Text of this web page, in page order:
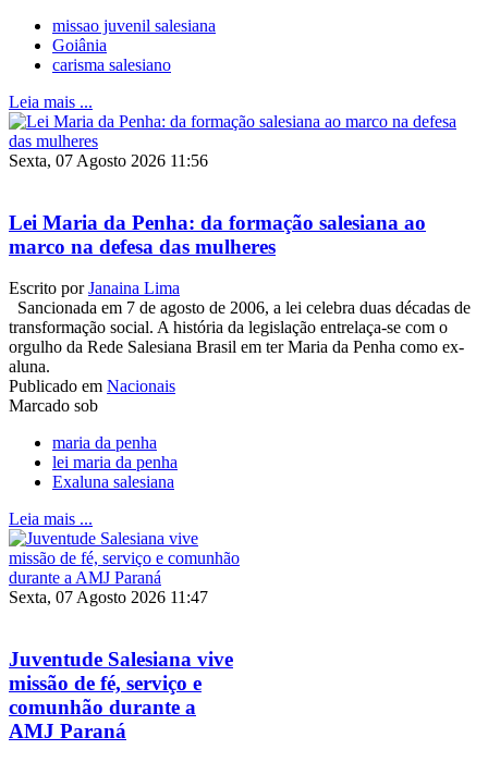
missao juvenil salesiana
Goiânia
carisma salesiano
Leia mais ...
Sexta, 07 Agosto 2026 11:56
Lei Maria da Penha: da formação salesiana ao
marco na defesa das mulheres
Escrito porJanaina Lima
Sancionada em 7 de agosto de 2006, a lei celebra duas décadas de
transformação social. A história da legislação entrelaça-se com o
orgulho da Rede Salesiana Brasil em ter Maria da Penha como ex-
aluna.
Publicado em Nacionais
Marcado sob
maria da penha
lei maria da penha
Exaluna salesiana
Leia mais ...
Sexta, 07 Agosto 2026 11:47
Juventude Salesiana vive
missão de fé, serviço e
comunhão durante a
AMJ Paraná